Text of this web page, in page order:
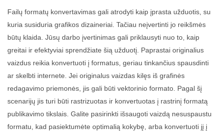
Failų formatų konvertavimas gali atrodyti kaip įprasta užduotis, su
kuria susiduria grafikos dizaineriai. Tačiau neįvertinti jo reikšmės
būtų klaida. Jūsų darbo įvertinimas gali priklausyti nuo to, kaip
greitai ir efektyviai sprendžiate šią užduotį. Paprastai originalius
vaizdus reikia konvertuoti į formatus, geriau tinkančius spausdinti
ar skelbti internete. Jei originalus vaizdas kilęs iš grafinės
redagavimo priemonės, jis gali būti vektorinio formato. Pagal šį
scenarijų jis turi būti rastrizuotas ir konvertuotas į rastrinį formatą
publikavimo tikslais. Galite pasirinkti išsaugoti vaizdą nesuspaustu
formatu, kad pasiektumėte optimalią kokybę, arba konvertuoti jį į